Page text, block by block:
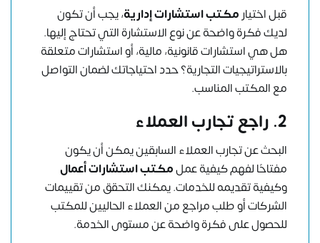
قبل اختيار مكتب استشارات إدارية، يجب أن تكون
لديك فكرة واضحة عن نوع الاستشارة التي تحتاج إليها.
هل هي استشارات قانونية، مالية، أو استشارات متعلقة
بالاستراتيجيات التجارية؟ حدد احتياجاتك لضمان التواصل
مع المكتب المناسب.
2. راجع تجارب العملاء
البحث عن تجارب العملاء السابقين يمكن أن يكون
مفتاحًا لفهم كيفية عملمكتب استشارات أعمال
وكيفية تقديمه للخدمات. يمكنك التحقق من تقييمات
الشركات أو طلب مراجع من العملاء الحاليين للمكتب
للحصول على فكرة واضحة عن مستوى الخدمة.